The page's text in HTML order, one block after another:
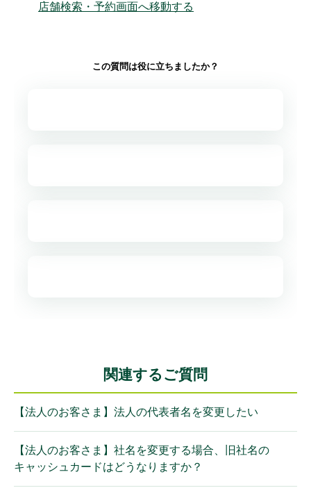
店舗検索・予約画面へ移動する
この質問は役に立ちましたか？
関連するご質問
【法人のお客さま】法人の代表者名を変更したい
【法人のお客さま】社名を変更する場合、旧社名の
キャッシュカードはどうなりますか？